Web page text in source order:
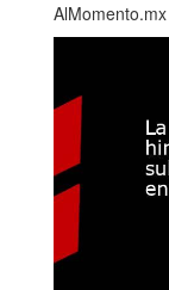
AlMomento.mx